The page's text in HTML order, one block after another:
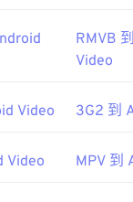
RMVB
Video
Video 3G2 到
Video MPV 到